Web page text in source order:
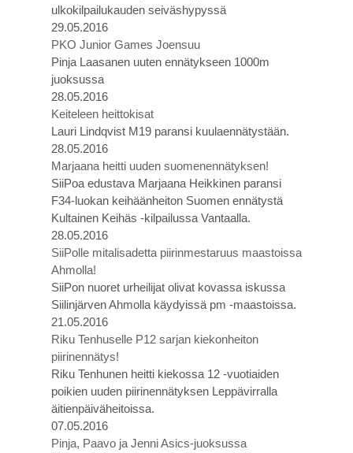
ulkokilpailukauden seiväshypyssä
29.05.2016
PKO Junior Games Joensuu
Pinja Laasanen uuten ennätykseen 1000m
juoksussa
28.05.2016
Keiteleen heittokisat
Lauri Lindqvist M19 paransi kuulaennätystään.
28.05.2016
Marjaana heitti uuden suomenennätyksen!
SiiPoa edustava Marjaana Heikkinen paransi
F34-luokan keihäänheiton Suomen ennätystä
Kultainen Keihäs -kilpailussa Vantaalla.
28.05.2016
SiiPolle mitalisadetta piirinmestaruus maastoissa
Ahmolla!
SiiPon nuoret urheilijat olivat kovassa iskussa
Siilinjärven Ahmolla käydyissä pm -maastoissa.
21.05.2016
Riku Tenhuselle P12 sarjan kiekonheiton
piirinennätys!
Riku Tenhunen heitti kiekossa 12 -vuotiaiden
poikien uuden piirinennätyksen Leppävirralla
äitienpäiväheitoissa.
07.05.2016
Pinja, Paavo ja Jenni Asics-juoksussa